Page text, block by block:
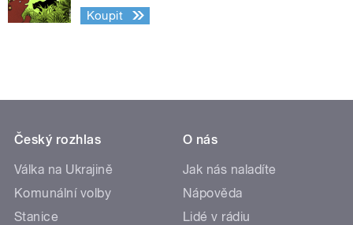
Koupit
Český rozhlas
Válka na Ukrajině
Komunální volby
Stanice
O nás
Jak nás naladíte
Nápověda
Lidé v rádiu